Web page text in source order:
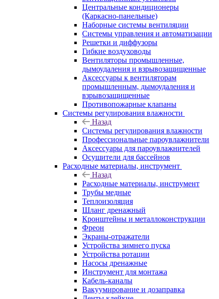
Центральные кондиционеры
(Каркасно-панельные)
Наборные системы вентиляции
Системы управления и автоматизации
Решетки и диффузоры
Гибкие воздуховоды
Вентиляторы промышленные,
дымоудаления и взрывозащищенные
Аксессуары к вентиляторам
промышленным, дымоудаления и
взрывозащищенные
Противопожарные клапаны
Системы регулирования влажности
Назад
Системы регулирования влажности
Профессиональные пароувлажнители
Аксессуары для пароувлажнителей
Осушители для бассейнов
Расходные материалы, инструмент
Назад
Расходные материалы, инструмент
Трубы медные
Теплоизоляция
Шланг дренажный
Кронштейны и металлоконструкции
Фреон
Экраны-отражатели
Устройства зимнего пуска
Устройства ротации
Насосы дренажные
Инструмент для монтажа
Кабель-каналы
Вакуумирование и дозаправка